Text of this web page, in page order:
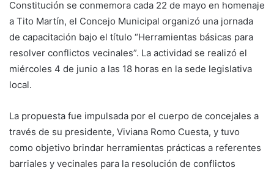
Constitución se conmemora cada 22 de mayo en homenaje
a Tito Martín, el Concejo Municipal organizó una jornada
de capacitación bajo el título “Herramientas básicas para
resolver conflictos vecinales”. La actividad se realizó el
miércoles 4 de junio a las 18 horas en la sede legislativa
local.
La propuesta fue impulsada por el cuerpo de concejales a
través de su presidente, Viviana Romo Cuesta, y tuvo
como objetivo brindar herramientas prácticas a referentes
barriales y vecinales para la resolución de conflictos